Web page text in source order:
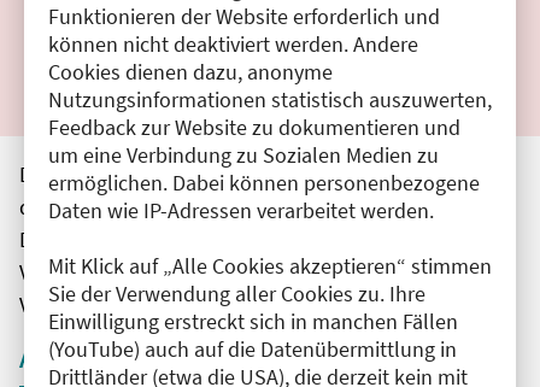
Funktionieren der Website erforderlich und
können nicht deaktiviert werden. Andere
Cookies dienen dazu, anonyme
Nutzungsinformationen statistisch auszuwerten,
Feedback zur Website zu dokumentieren und
um eine Verbindung zu Sozialen Medien zu
ermöglichen. Dabei können personenbezogene
Daten wie IP-Adressen verarbeitet werden.
Mit Klick auf „Alle Cookies akzeptieren“ stimmen
Sie der Verwendung aller Cookies zu. Ihre
Einwilligung erstreckt sich in manchen Fällen
(YouTube) auch auf die Datenübermittlung in
Drittländer (etwa die USA), die derzeit kein mit
Ergebnisse drucken
Die hier aufgeführten Veranstaltungen entsprechen
den unmittelbar vom Veranstalter getätigten Angaben.
Die Ärztekammer Berlin übernimmt keine
Verantwortung für den Inhalt, die Haftung obliegt dem
Veranstalter.
Aktive Filter